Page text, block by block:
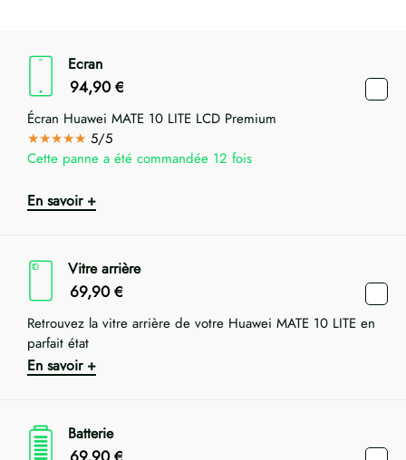
Ecran
94,90 €
Écran Huawei MATE 10 LITE LCD Premium
★★★★★ 5/5
Cette panne a été commandée 12 fois
En savoir +
Vitre arrière
69,90 €
Retrouvez la vitre arrière de votre Huawei MATE 10 LITE en
parfait état
En savoir +
Batterie